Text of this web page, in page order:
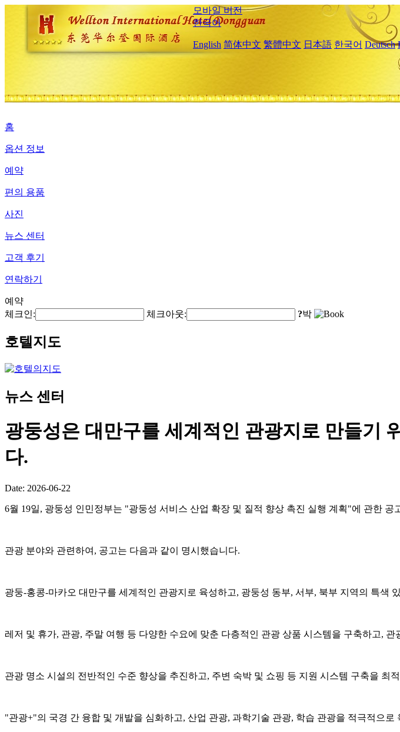
모바일 버전
한국어
English 简体中文 繁體中文 日本語 한국어 Deutsch
홈
옵션 정보
예약
편의 용품
사진
뉴스 센터
고객 후기
연락하기
예약
체크인:
체크아웃: ?박
호텔지도
뉴스 센터
광둥성은 대만구를 세계적인 관광지로 만들기
다.
Date: 2026-06-22
6월 19일, 광둥성 인민정부는 "광둥성 서비스 산업 확장 및 질적 향상 촉진 실행 계획"에 관한 공
관광 분야와 관련하여, 공고는 다음과 같이 명시했습니다.
광둥-홍콩-마카오 대만구를 세계적인 관광지로 육성하고, 광둥성 동부, 서부, 북부 지역의 특색
레저 및 휴가, 관광, 주말 여행 등 다양한 수요에 맞춘 다층적인 관광 상품 시스템을 구축하고,
관광 명소 시설의 전반적인 수준 향상을 추진하고, 주변 숙박 및 쇼핑 등 지원 시스템 구축을 최
"관광+"의 국경 간 융합 및 개발을 심화하고, 산업 관광, 과학기술 관광, 학습 관광을 적극적으